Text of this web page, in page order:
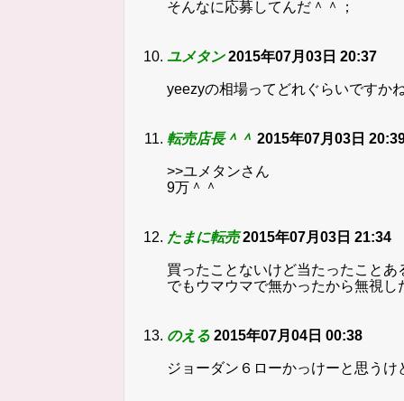
そんなに応募してんだ＾＾；
ユメタン 2015年07月03日 20:37
yeezyの相場ってどれぐらいですか
転売店長＾＾ 2015年07月03日
>>ユメタンさん
9万＾＾
たまに転売 2015年07月03日 21:34
買ったことないけど当たったことあ
でもウマウマで無かったから無視し
のえる 2015年07月04日 00:38
ジョーダン６ローかっけーと思うけ